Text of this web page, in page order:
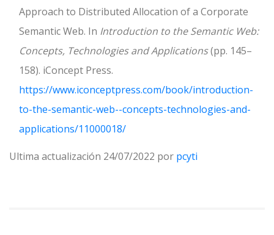
Approach to Distributed Allocation of a Corporate
Semantic Web. In Introduction to the Semantic Web:
Concepts, Technologies and Applications(pp. 145–
158). iConcept Press.
https://www.iconceptpress.com/book/introduction-
to-the-semantic-web--concepts-technologies-and-
applications/11000018/
Ultima actualización 24/07/2022 por pcyti